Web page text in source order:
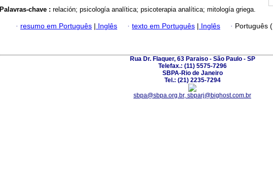
Palavras-chave : relación; psicología analítica; psicoterapia analítica; mitología griega.
· resumo em Português | Inglês · texto em Português | Inglês · Português (
Rua Dr. Flaquer, 63 Paraiso - São Paulo - SP
Telefax.: (11) 5575-7296
SBPA-Rio de Janeiro
Tel.: (21) 2235-7294
sbpa@sbpa.org.br, sbparj@bighost.com.br